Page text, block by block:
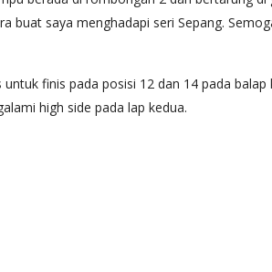
saya menghadapi seri Sepang.
finis pada posisi 12 dan 14 pada
high side pada lap kedua.